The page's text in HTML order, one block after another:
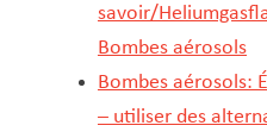
savoir/
Bombes aérosols
Bombes aérosols:
– utiliser des